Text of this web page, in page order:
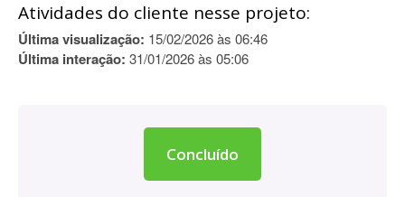
Atividades do cliente nesse projeto:
Última visualização: 15/02/2026 às 06:46
Última interação: 31/01/2026 às 05:06
Concluído